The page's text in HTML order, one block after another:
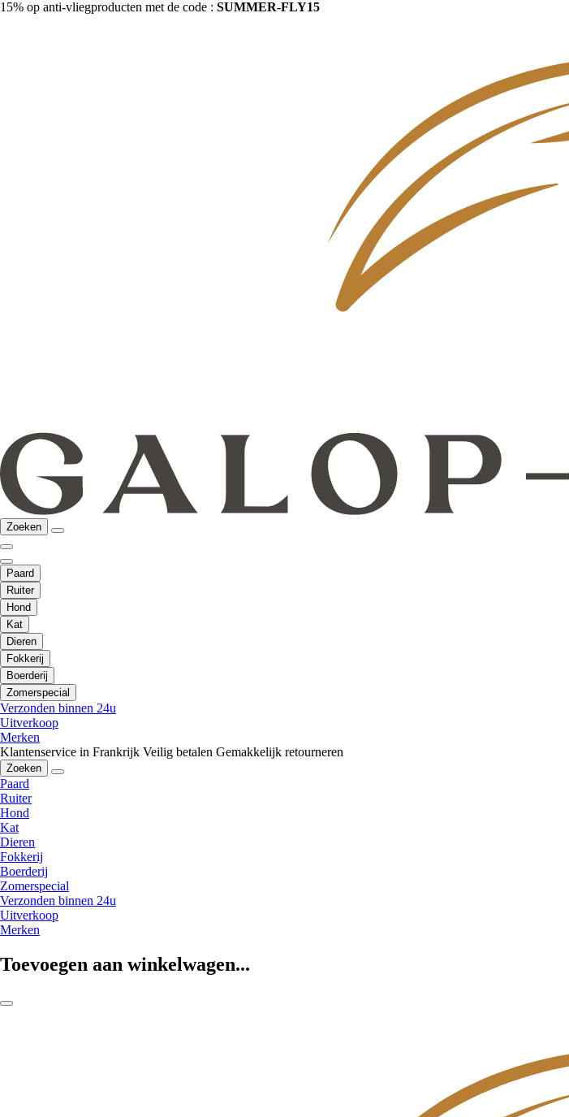
15% op anti-vliegproducten met de code : SUMMER-FLY15
Zoeken
Paard
Ruiter
Hond
Kat
Dieren
Fokkerij
Boerderij
Zomerspecial
Verzonden binnen 24u
Uitverkoop
Merken
Klantenservice in Frankrijk Veilig betalen Gemakkelijk retourneren
Zoeken
Paard
Ruiter
Hond
Kat
Dieren
Fokkerij
Boerderij
Zomerspecial
Verzonden binnen 24u
Uitverkoop
Merken
Toevoegen aan winkelwagen...